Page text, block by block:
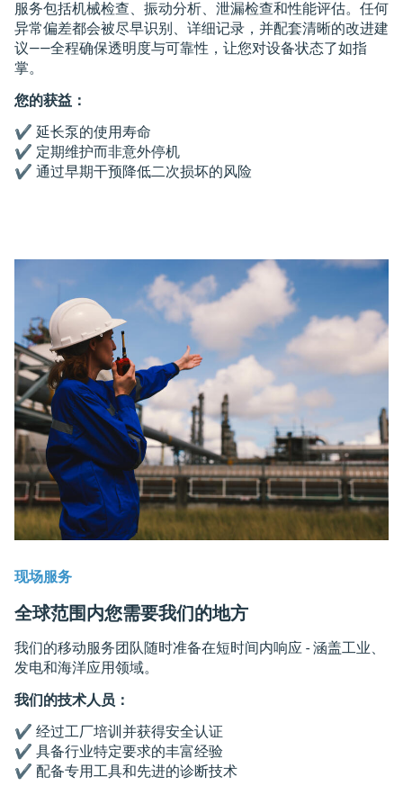
服务包括机械检查、振动分析、泄漏检查和性能评估。任何
异常偏差都会被尽早识别、详细记录，并配套清晰的改进建
议——全程确保透明度与可靠性，让您对设备状态了如指
掌。
您的获益：
✔️ 延长泵的使用寿命
✔️ 定期维护而非意外停机
✔️ 通过早期干预降低二次损坏的风险
现场服务
全球范围内您需要我们的地方
我们的移动服务团队随时准备在短时间内响应 - 涵盖工业、
发电和海洋应用领域。
我们的技术人员：
✔️ 经过工厂培训并获得安全认证
✔️ 具备行业特定要求的丰富经验
✔️ 配备专用工具和先进的诊断技术